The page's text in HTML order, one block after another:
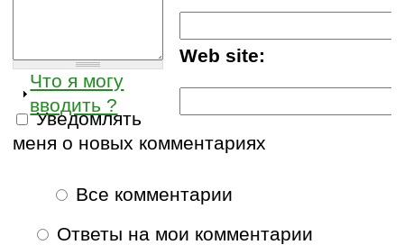
Web site:
Что я могу
вводить ?
Уведомлять
меня о новых комментариях
Все комментарии
Ответы на мои комментарии